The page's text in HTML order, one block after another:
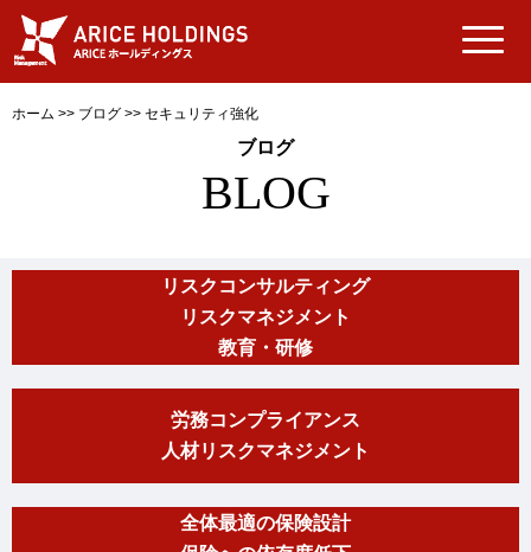
ホーム >> ブログ >> セキュリティ強化
ブログ
BLOG
リスクコンサルティング
リスクマネジメント
教育・研修
労務コンプライアンス
人材リスクマネジメント
全体最適の保険設計